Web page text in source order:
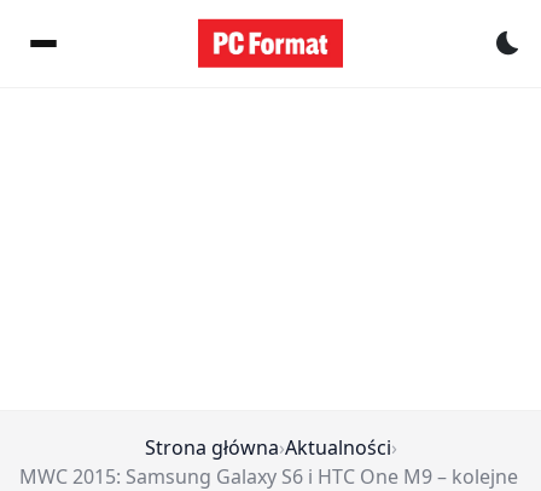
Strona główna›Aktualności›
MWC 2015: Samsung Galaxy S6 i HTC One M9 – kolejne